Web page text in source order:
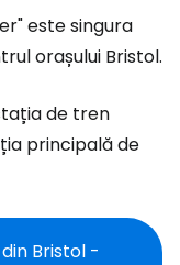
este singura
orașului Bristol.
de tren
principală de
Bristol -